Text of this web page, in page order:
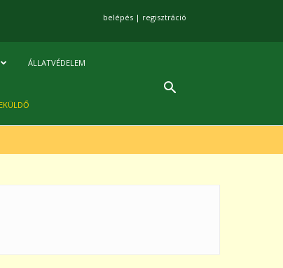
belépés | regisztráció
ÁLLATVÉDELEM